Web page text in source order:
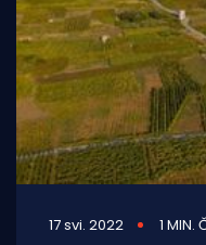
17 svi. 2022 1 MIN.